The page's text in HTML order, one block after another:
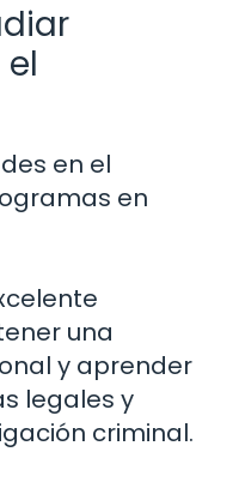
en el
en
una
y aprender
legales y
criminal.